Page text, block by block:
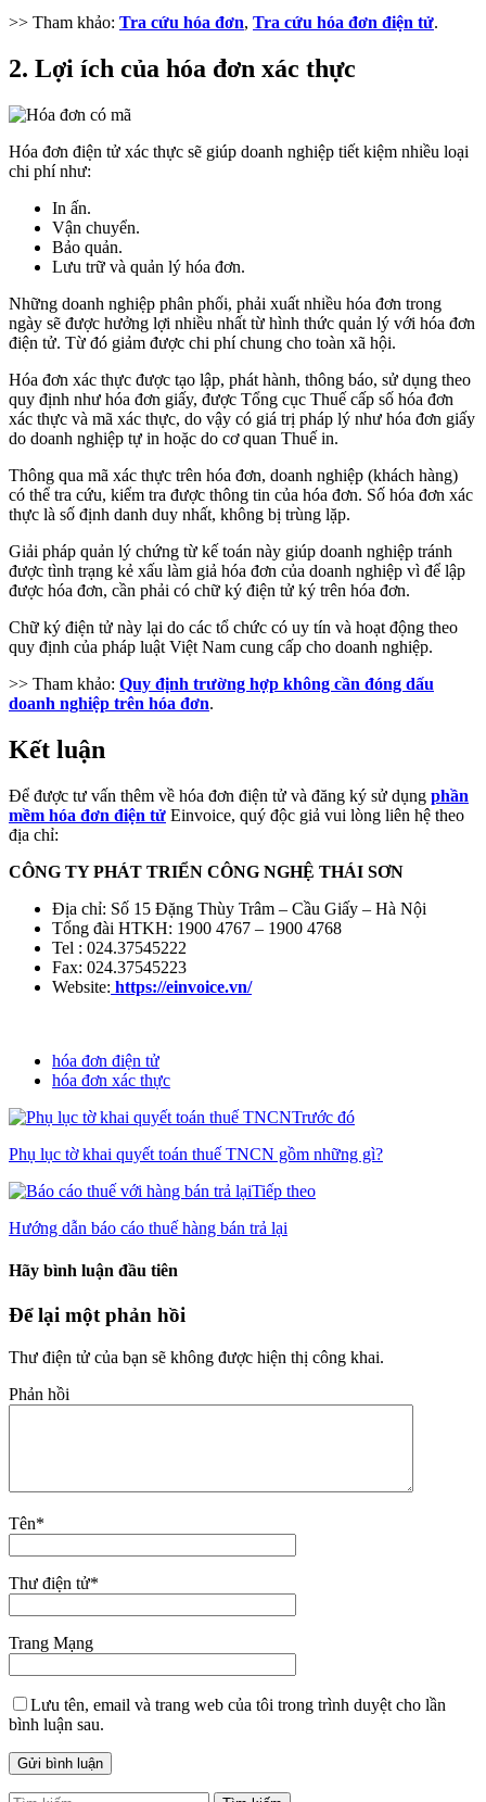
>> Tham khảo: Tra cứu hóa đơn, Tra cứu hóa đơn điện tử.
2. Lợi ích của hóa đơn xác thực
Hóa đơn điện tử xác thực sẽ giúp doanh nghiệp tiết kiệm nhiều loại
chi phí như:
In ấn.
Vận chuyển.
Bảo quản.
Lưu trữ và quản lý hóa đơn.
Những doanh nghiệp phân phối, phải xuất nhiều hóa đơn trong
ngày sẽ được hưởng lợi nhiều nhất từ hình thức quản lý với hóa đơn
điện tử. Từ đó giảm được chi phí chung cho toàn xã hội.
Hóa đơn xác thực được tạo lập, phát hành, thông báo, sử dụng theo
quy định như hóa đơn giấy, được Tổng cục Thuế cấp số hóa đơn
xác thực và mã xác thực, do vậy có giá trị pháp lý như hóa đơn giấy
do doanh nghiệp tự in hoặc do cơ quan Thuế in.
Thông qua mã xác thực trên hóa đơn, doanh nghiệp (khách hàng)
có thể tra cứu, kiểm tra được thông tin của hóa đơn. Số hóa đơn xác
thực là số định danh duy nhất, không bị trùng lặp.
Giải pháp quản lý chứng từ kế toán này giúp doanh nghiệp tránh
được tình trạng kẻ xấu làm giả hóa đơn của doanh nghiệp vì để lập
được hóa đơn, cần phải có chữ ký điện tử ký trên hóa đơn.
Chữ ký điện tử này lại do các tổ chức có uy tín và hoạt động theo
quy định của pháp luật Việt Nam cung cấp cho doanh nghiệp.
>> Tham khảo: Quy định trường hợp không cần đóng dấu
doanh nghiệp trên hóa đơn.
Kết luận
Để được tư vấn thêm về hóa đơn điện tử và đăng ký sử dụng phần
mềm hóa đơn điện tử Einvoice, quý độc giả vui lòng liên hệ theo
địa chỉ:
CÔNG TY PHÁT TRIỂN CÔNG NGHỆ THÁI SƠN
Địa chỉ: Số 15 Đặng Thùy Trâm – Cầu Giấy – Hà Nội
Tổng đài HTKH: 1900 4767 – 1900 4768
Tel : 024.37545222
Fax: 024.37545223
Website: https://einvoice.vn/
hóa đơn điện tử
hóa đơn xác thực
Trước đó
Phụ lục tờ khai quyết toán thuế TNCN gồm những gì?
Tiếp theo
Hướng dẫn báo cáo thuế hàng bán trả lại
Hãy bình luận đầu tiên
Để lại một phản hồi
Thư điện tử của bạn sẽ không được hiện thị công khai.
Phản hồi
Tên*
Thư điện tử*
Trang Mạng
Lưu tên, email và trang web của tôi trong trình duyệt cho lần
bình luận sau.